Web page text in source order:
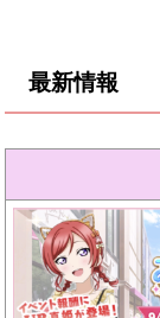
最新情報